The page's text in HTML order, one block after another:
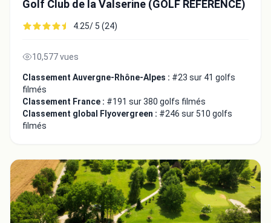
Golf Club de la Valserine (GOLF REFERENCE)
4.25/ 5 (24)
10,577 vues
Classement Auvergne-Rhône-Alpes : #23 sur 41 golfs
filmés
Classement France : #191 sur 380 golfs filmés
Classement global Flyovergreen : #246 sur 510 golfs
filmés